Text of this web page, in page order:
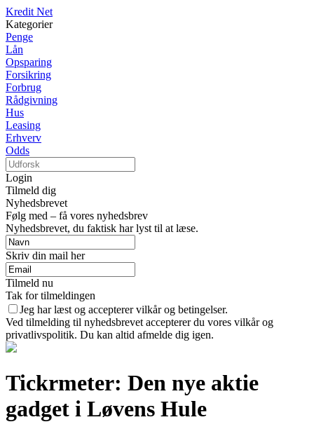
Kredit Net
Kategorier
Penge
Lån
Opsparing
Forsikring
Forbrug
Rådgivning
Hus
Leasing
Erhverv
Odds
Login
Tilmeld dig
Nyhedsbrevet
Følg med – få vores nyhedsbrev
Nyhedsbrevet, du faktisk har lyst til at læse.
Skriv din mail her
Tilmeld nu
Tak for tilmeldingen
Jeg har læst og accepterer vilkår og betingelser.
Ved tilmelding til nyhedsbrevet accepterer du vores vilkår og
privatlivspolitik. Du kan altid afmelde dig igen.
Tickrmeter: Den nye aktie
gadget i Løvens Hule